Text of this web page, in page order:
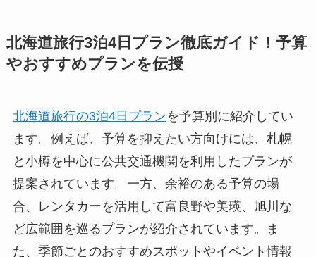
北海道旅行3泊4日プラン徹底ガイド！予算
やおすすめプランを伝授
北海道旅行の3泊4日プランを予算別に紹介してい
ます。例えば、予算を抑えたい方向けには、札幌
と小樽を中心に公共交通機関を利用したプランが
提案されています。一方、余裕のある予算の場
合、レンタカーを活用して富良野や美瑛、旭川な
ど広範囲を巡るプランが紹介されています。ま
た、季節ごとのおすすめスポットやイベント情報